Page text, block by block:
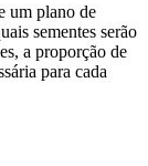
um plano de
sementes serão
a proporção de
para cada